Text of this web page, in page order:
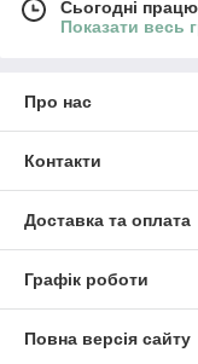
Сьогодні
Показати весь
Про нас
Контакти
Доставка та оплата
Графік роботи
Повна версія сайту